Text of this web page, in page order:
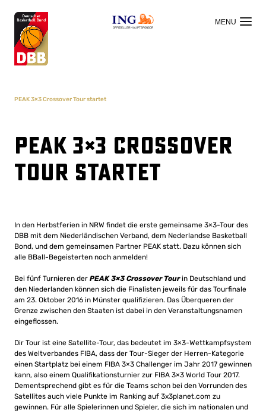
OFFIZIELLER HAUPTSPONSOR
PEAK 3×3 Crossover Tour startet
PEAK 3×3 Crossover
Tour startet
In den Herbstferien in NRW findet die erste gemeinsame 3×3-Tour des
DBB mit dem Niederländischen Verband, dem Nederlandse Basketball
Bond, und dem gemeinsamen Partner PEAK statt. Dazu können sich
alle BBall-Begeisterten noch anmelden!
Bei fünf Turnieren der PEAK 3×3 Crossover Tourin Deutschland und
den Niederlanden können sich die Finalisten jeweils für das Tourfinale
am 23. Oktober 2016 in Münster qualifizieren. Das Überqueren der
Grenze zwischen den Staaten ist dabei in den Veranstaltungsnamen
eingeflossen.
Dir Tour ist eine Satellite-Tour, das bedeutet im 3×3-Wettkampfsystem
des Weltverbandes FIBA, dass der Tour-Sieger der Herren-Kategorie
einen Startplatz bei einem FIBA 3×3 Challenger im Jahr 2017 gewinnen
kann, also einem Qualifikationsturnier zur FIBA 3×3 World Tour 2017.
Dementsprechend gibt es für die Teams schon bei den Vorrunden des
Satellites auch viele Punkte im Ranking auf 3x3planet.com zu
gewinnen. Für alle Spielerinnen und Spieler, die sich im nationalen und